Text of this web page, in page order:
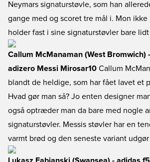
Neymars signaturstøvle, som han
gange med og scoret tre mål i. Mon ikke
holder fast i sine signaturstøvler bare
Callum McManaman (West Bromwich)
adizero Messi Mirosar10 Callum
blandt de heldige, som har fået lavet et
Hvad gør man så? Jo enten designer
også optræder man da bare med nogle
signaturstøvler. Messis støvler har en
varmt brød og den seneste variant